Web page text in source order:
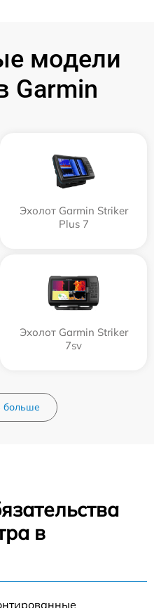
модели
Garmin
Эхолот Garmin Striker
Plus 7
Эхолот Garmin Striker
7sv
больше
в